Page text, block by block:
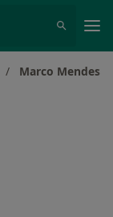
de cidade
Marco Mendes